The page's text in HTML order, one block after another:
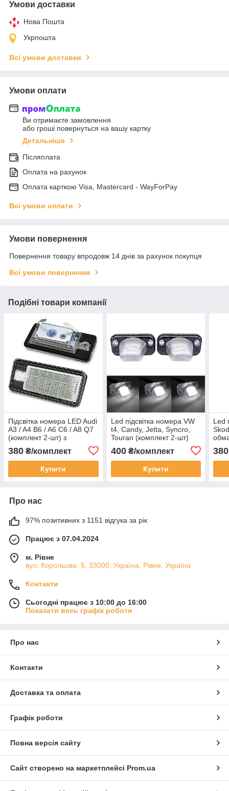
Умови доставки
Нова Пошта
Укрпошта
Всі умови доставки
Умови оплати
Ви отримаєте замовлення
або гроші повернуться на вашу картку
Детальніше
Післяплата
Оплата на рахунок
Оплата карткою Visa, Mastercard - WayForPay
Всі умови оплати
Умови повернення
Повернення товару впродовж 14 днів за рахунок покупця
Всі умови повернення
Подібні товари компанії
Підсвітка номера LED Audi
A3 / A4 B6 / A6 C6 / A8 Q7
(комплект 2-шт) з
380 ₴/комплект
Купити
Led підсвітка номера VW
t4, Candy, Jetta, Syncro,
Touran (комплект 2-шт)
400₴/комплект
Купити
Led
380
Про нас
97% позитивних з 1151 відгука за рік
Працює з 07.04.2024
м. Рівне
вул. Корольова, 5, 33000, Україна, Рівне, Україна
Контакти
Сьогодні працює з 10:00 до 16:00
Показати весь графік роботи
Про нас
Контакти
Доставка та оплата
Графік роботи
Повна версія сайту
Сайт створено на маркетплейсі Prom.ua